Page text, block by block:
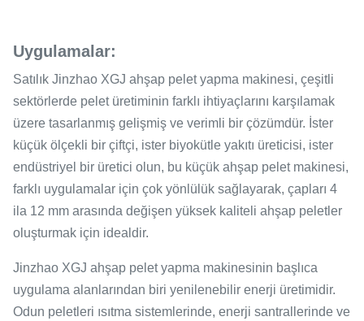
Uygulamalar:
Satılık Jinzhao XGJ ahşap pelet yapma makinesi, çeşitli
sektörlerde pelet üretiminin farklı ihtiyaçlarını karşılamak
üzere tasarlanmış gelişmiş ve verimli bir çözümdür. İster
küçük ölçekli bir çiftçi, ister biyokütle yakıtı üreticisi, ister
endüstriyel bir üretici olun, bu küçük ahşap pelet makinesi,
farklı uygulamalar için çok yönlülük sağlayarak, çapları 4
ila 12 mm arasında değişen yüksek kaliteli ahşap peletler
oluşturmak için idealdir.
Jinzhao XGJ ahşap pelet yapma makinesinin başlıca
uygulama alanlarından biri yenilenebilir enerji üretimidir.
Odun peletleri ısıtma sistemlerinde, enerji santrallerinde ve